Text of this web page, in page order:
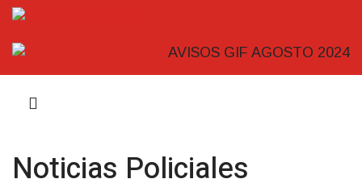
Noticias Policiales